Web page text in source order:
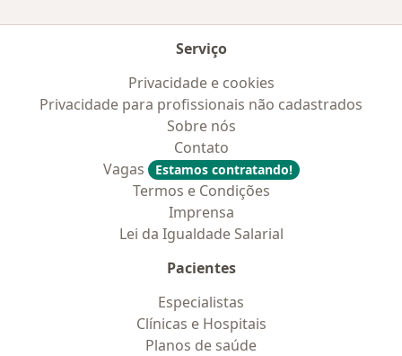
Serviço
Privacidade e cookies
Privacidade para profissionais não cadastrados
Sobre nós
Contato
Vagas
Estamos contratando!
Termos e Condições
Imprensa
Lei da Igualdade Salarial
Pacientes
Especialistas
Clínicas e Hospitais
Planos de saúde